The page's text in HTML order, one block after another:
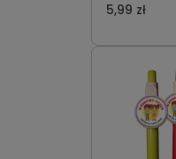
5,99 zł